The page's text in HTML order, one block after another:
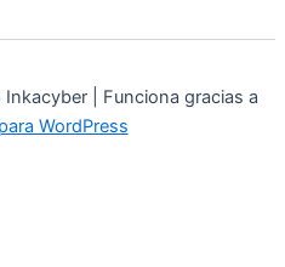
| Funciona gracias a
WordPress